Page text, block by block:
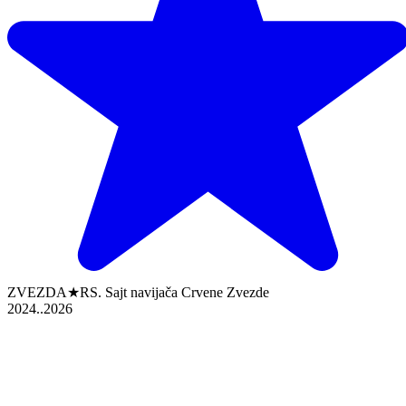
ZVEZDA★RS. Sajt navijača Crvene Zvezde
2024..2026